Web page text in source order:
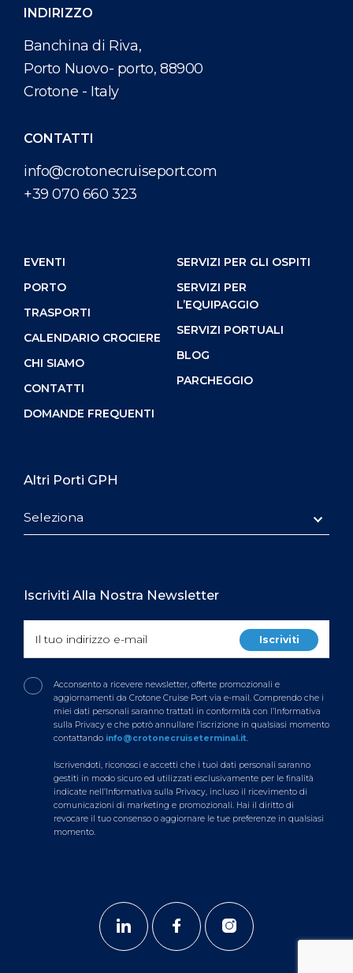
INDIRIZZO
Banchina di Riva,
Porto Nuovo- porto, 88900
Crotone - Italy
CONTATTI
info@crotonecruiseport.com
+39 070 660 323
EVENTI
PORTO
TRASPORTI
CALENDARIO CROCIERE
CHI SIAMO
CONTATTI
DOMANDE FREQUENTI
SERVIZI PER GLI OSPITI
SERVIZI PER
L’EQUIPAGGIO
SERVIZI PORTUALI
BLOG
PARCHEGGIO
Altri Porti GPH
Seleziona
Iscriviti Alla Nostra Newsletter
Acconsento a ricevere newsletter, offerte promozionali e
aggiornamenti da Crotone Cruise Port via e-mail. Comprendo che i
miei dati personali saranno trattati in conformità con l’Informativa
sulla Privacy e che potrò annullare l’iscrizione in qualsiasi momento
contattando info@crotonecruiseterminal.it
Iscrivendoti, riconosci e accetti che i tuoi dati personali saranno
gestiti in modo sicuro ed utilizzati esclusivamente per le finalità
indicate nell’Informativa sulla Privacy, incluso il ricevimento di
comunicazioni di marketing e promozionali. Hai il diritto di
revocare il tuo consenso o aggiornare le tue preferenze in qualsiasi
momento.